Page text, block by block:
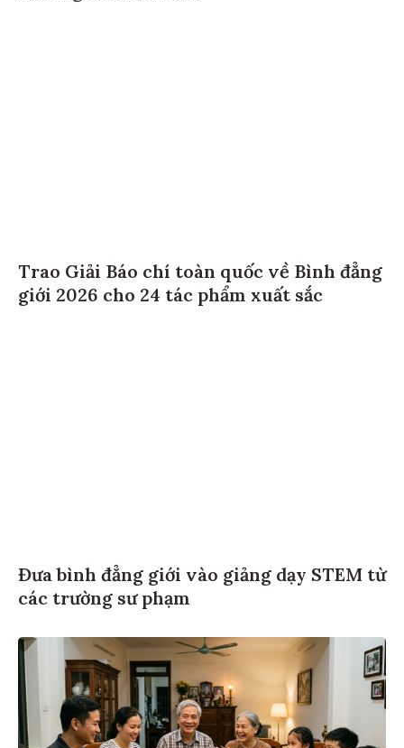
Trao Giải Báo chí toàn quốc về Bình đẳng
giới 2026 cho 24 tác phẩm xuất sắc
Đưa bình đẳng giới vào giảng dạy STEM từ
các trường sư phạm